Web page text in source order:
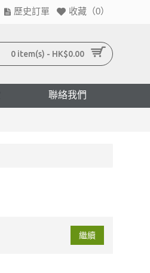
歷史訂單 收藏（0）
0 item(s) - HK$0.00
聯絡我們
繼續